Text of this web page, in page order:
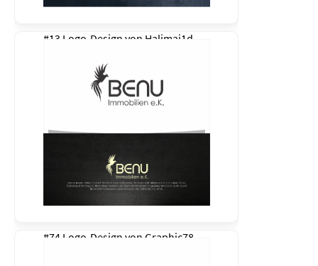
#13 Logo-Design von Halimaj1d
#74 Logo-Design von Graphic78